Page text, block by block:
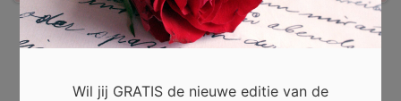
Wil jij GRATIS de nieuwe editie van de